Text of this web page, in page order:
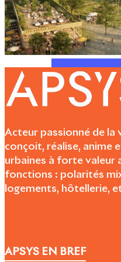
Acteur passionné de la
conçoit, réalise, anime
urbaines à forte valeur
fonctions : polarités
logements, hôtellerie,
APSYS EN BREF